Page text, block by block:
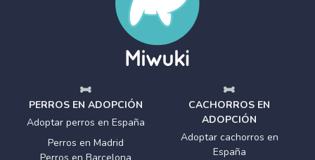
PERROS EN ADOPCIÓN
Adoptar perros en España
Perros en Madrid
Perros en Barcelona
CACHORROS EN
ADOPCIÓN
Adoptar cachorros en
España